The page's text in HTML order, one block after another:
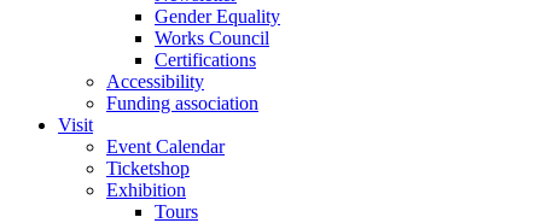
Gender Equality
Works Council
Certifications
Accessibility
Funding association
Visit
Event Calendar
Ticketshop
Exhibition
Tours